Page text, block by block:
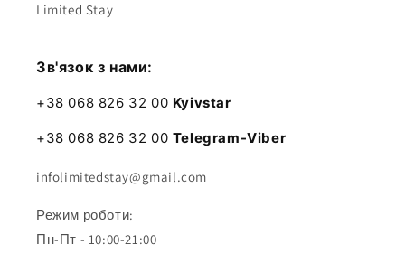
Limited Stay
Зв'язок з нами:
+38 068 826 32 00 Kyivstar
+38 068 826 32 00 Telegram-Viber
infolimitedstay@gmail.com
Режим роботи:
Пн-Пт - 10:00-21:00